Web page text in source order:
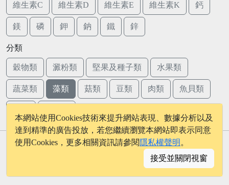
維生素C 維生素D 維生素E 維生素K 鈣
鎂 磷 鉀 鈉 鐵 鋅
分類
穀物類 澱粉類 堅果及種子類 水果類
蔬菜類 藻類 菇類 豆類 肉類 魚貝類
© 2026 - onelife.tw
│聯絡我們
本網站使用Cookies技術來提升網站表現、數據分析以及
達到精準的廣告投放，若您繼續瀏覽本網站即表示同意
使用Cookies，更多相關資訊請參閱 隱私權聲明 。
接受並關閉視窗